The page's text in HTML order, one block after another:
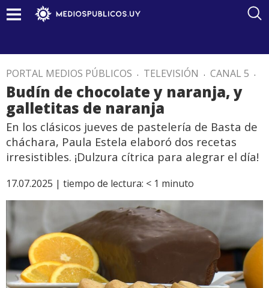
PORTAL MEDIOS PÚBLICOS . TELEVISIÓN . CANAL 5 .
Budín de chocolate y naranja, y
galletitas de naranja
En los clásicos jueves de pastelería de Basta de
cháchara, Paula Estela elaboró dos recetas
irresistibles. ¡Dulzura cítrica para alegrar el día!
17.07.2025 | tiempo de lectura: < 1 minuto